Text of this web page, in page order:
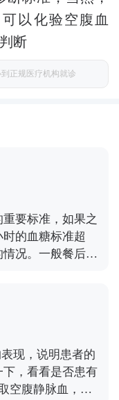
以化验空腹血
断
正规医疗机构就诊
要标准，如果之
的血糖标准超
况。一般餐后两
做糖耐量异常，
确诊糖尿病的患
有有效的控制血
，然后再综合考
病患者隔一段时
果是这种情况，
控制好饮食，出
现，说明患者的
，看看是否患有
空腹静脉血，喝